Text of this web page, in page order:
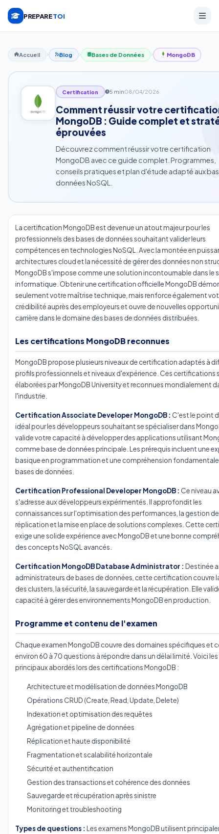
PREPARETOI
Accueil Blog Bases de Données MongoDB
Certification 5 min08/04/2026
Comment réussir votre
MongoDB : Guide complet et
éprouvées
Découvrez comment réussir votre certification
MongoDB avec ce guide complet. Programmes,
conseils pratiques et plan d'étude adapté aux
données NoSQL.
La certification MongoDB est devenue un atout majeur pour les
professionnels des bases de données souhaitant valider leurs
compétences en technologies NoSQL. Avec la montée en
architectures cloud et la nécessité de gérer des données non
MongoDB s'impose comme une solution incontournable dans le
informatique. Obtenir une certification officielle MongoDB
seulement votre maîtrise technique, mais renforce également
crédibilité auprès des employeurs et ouvre de nouvelles
carrière dans le domaine des bases de données distribuées.
Les certifications MongoDB reconnues
MongoDB propose plusieurs niveaux de certification adaptés à
profils professionnels et niveaux d'expérience. Ces certifications
élaborées par MongoDB University et reconnues mondialement
l'industrie.
Certification Associate Developer MongoDB : C'est le point
idéal pour les développeurs souhaitant se spécialiser dans
valide votre capacité à développer des applications utilisant
comme base de données principale. Les prérequis incluent une
basique en programmation et une compréhension
bases de données.
Certification Professional Developer MongoDB : Ce niveau
s'adresse aux développeurs expérimentés. Il approfondit les
connaissances sur l'optimisation des performances, la gestion
réplication et la mise en place de solutions complexes. Cette
exige une solide expérience avec MongoDB et une bonne
des concepts NoSQL avancés.
Certification MongoDB Database Administrator : Destinée
administrateurs de bases de données, cette certification couvre
des clusters, la sécurité, la sauvegarde et la récupération. Elle
capacité à gérer des environnements MongoDB en production.
Programme et contenu de l'examen
Chaque examen MongoDB couvre des domaines spécifiques et
environ 60 à 70 questions à répondre dans un délai limité. Voici
principaux abordés lors des certifications MongoDB :
Architecture et modélisation de données MongoDB
Opérations CRUD (Create, Read, Update, Delete)
Indexation et optimisation des requêtes
Agrégation et pipeline de données
Réplication et haute disponibilité
Fragmentation et scalabilité horizontale
Sécurité et authentification
Gestion des transactions et cohérence des données
Sauvegarde et récupération après sinistre
Monitoring et troubleshooting
Types de questions : Les examens MongoDB utilisent